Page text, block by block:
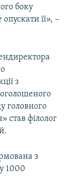
боку
її», –
з
головного
став філолог
з
1000